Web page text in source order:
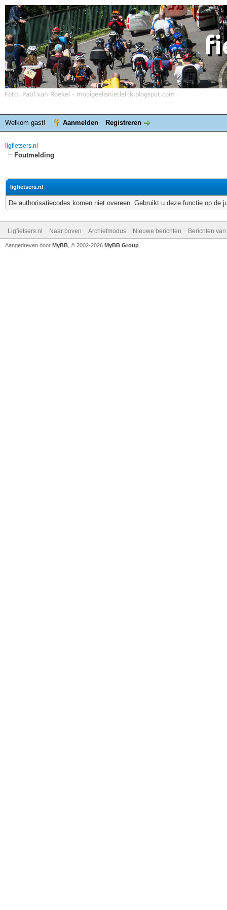
Welkom gast! Aanmelden Registreren
ligfietsers.nl
Foutmelding
ligfietsers.nl
De authorisatiecodes komen niet overeen. Gebruikt u deze functie op de
Ligfietsers.nl Naar boven Archiefmodus Nieuwe berichten Berichten
Aangedreven door MyBB , © 2002-2026 MyBB Group